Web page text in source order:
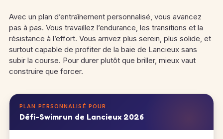
Avec un plan d’entraînement personnalisé, vous avancez
pas à pas. Vous travaillez l’endurance, les transitions et la
résistance à l’effort. Vous arrivez plus serein, plus solide, et
surtout capable de profiter de la baie de Lancieux sans
subir la course. Pour durer plutôt que briller, mieux vaut
construire que forcer.
PLAN PERSONNALISÉ POUR
Défi-Swimrun de Lancieux 2026